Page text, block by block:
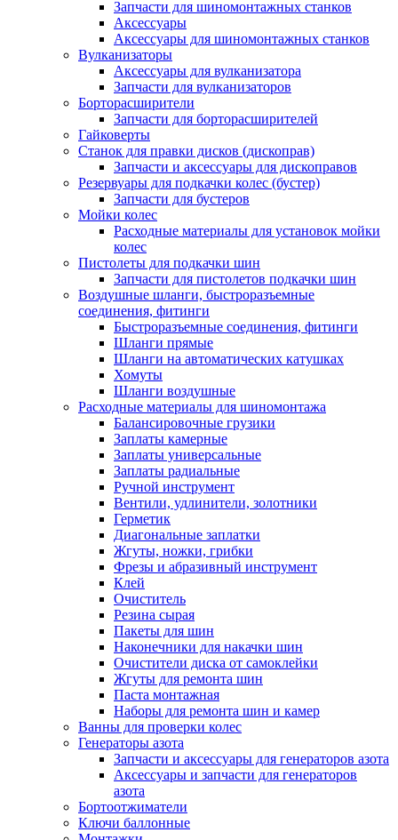
Запчасти для шиномонтажных станков
Аксессуары
Аксессуары для шиномонтажных станков
Вулканизаторы
Аксессуары для вулканизатора
Запчасти для вулканизаторов
Борторасширители
Запчасти для борторасширителей
Гайковерты
Станок для правки дисков (дископрав)
Запчасти и аксессуары для дископравов
Резервуары для подкачки колес (бустер)
Запчасти для бустеров
Мойки колес
Расходные материалы для установок мойки
колес
Пистолеты для подкачки шин
Запчасти для пистолетов подкачки шин
Воздушные шланги, быстроразъемные
соединения, фитинги
Быстроразъемные соединения, фитинги
Шланги прямые
Шланги на автоматических катушках
Хомуты
Шланги воздушные
Расходные материалы для шиномонтажа
Балансировочные грузики
Заплаты камерные
Заплаты универсальные
Заплаты радиальные
Ручной инструмент
Вентили, удлинители, золотники
Герметик
Диагональные заплатки
Жгуты, ножки, грибки
Фрезы и абразивный инструмент
Клей
Очиститель
Резина сырая
Пакеты для шин
Наконечники для накачки шин
Очистители диска от самоклейки
Жгуты для ремонта шин
Паста монтажная
Наборы для ремонта шин и камер
Ванны для проверки колес
Генераторы азота
Запчасти и аксессуары для генераторов азота
Аксессуары и запчасти для генераторов
азота
Бортоотжиматели
Ключи баллонные